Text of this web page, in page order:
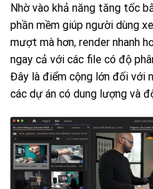
Nhờ vào khả năng tăng tốc
phần mềm giúp người dùng
mượt mà hơn, render nhanh
ngay cả với các file có độ
Đây là điểm cộng lớn đối với
các dự án có dung lượng và